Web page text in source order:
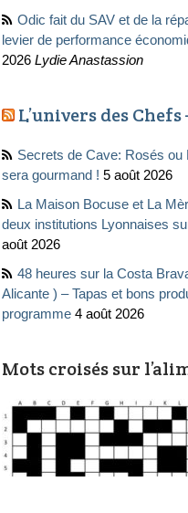
Odic fait du SAV et de la
levier de performance
2026 Lydie Anastassion
L’univers des Chefs
Secrets de Cave: Rosés ou
sera gourmand ! 5 août 2026
La Maison Bocuse et La
deux institutions Lyonnaises
août 2026
48 heures sur la Costa
Alicante ) – Tapas et bons
programme 4 août 2026
Mots croisés sur